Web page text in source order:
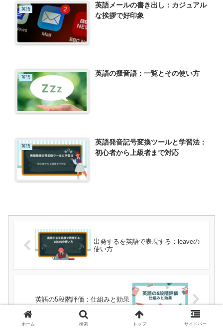
英語
英語メールの書き出し：カジュアル
な挨拶で好印象
英語 英語の擬音語：一覧とその使い方
英語
英語発音記号変換ツールと学習法：
初心者から上級者まで対応
出発するを英語で表現する：leaveの
使い方
英語の5段階評価：仕組みと効果
ホーム 検索 トップ サイドバー